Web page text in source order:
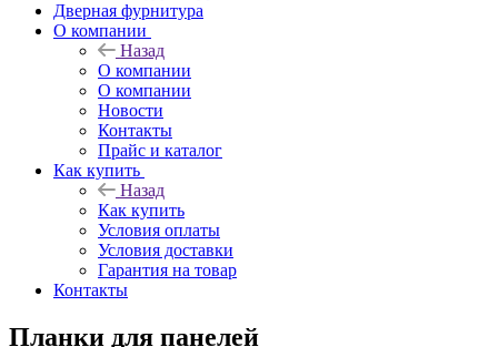
Дверная фурнитура
О компании
Назад
О компании
О компании
Новости
Контакты
Прайс и каталог
Как купить
Назад
Как купить
Условия оплаты
Условия доставки
Гарантия на товар
Контакты
Планки для панелей